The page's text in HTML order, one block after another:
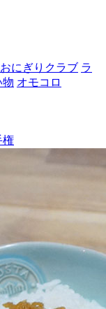
にぎりクラブ ラ
物 オモコロ
権